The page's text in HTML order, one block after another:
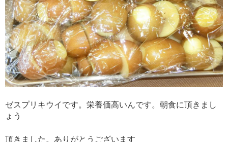
ゼスプリキウイです。栄養価高いんです。朝食に頂きまし
ょう
頂きました。ありがとうございます